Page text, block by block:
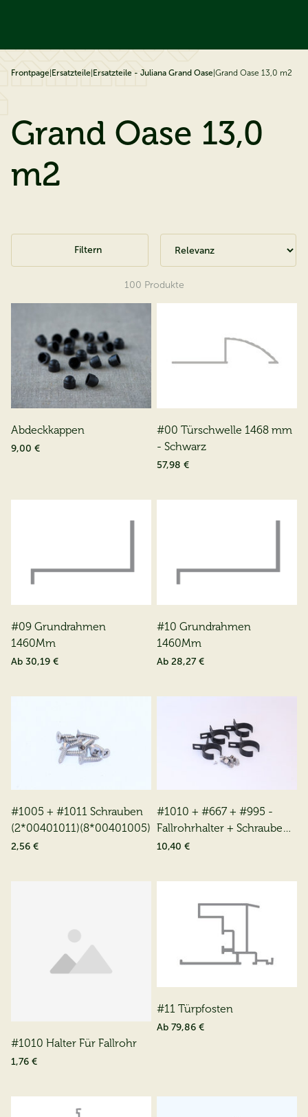
Frontpage Ersatzteile Ersatzteile - Juliana Grand Oase Grand Oase 13,0 m2
Grand Oase 13,0
m2
Filtern
100 Produkte
Abdeckkappen
9,00 €
#00 Türschwelle 1468 mm
- Schwarz
57,98 €
#09 Grundrahmen
1460Mm
Ab 30,19 €
#10 Grundrahmen
1460Mm
Ab 28,27 €
#1005 + #1011 Schrauben
(2*00401011)(8*00401005)
2,56 €
#1010 + #667 + #995 -
Fallrohrhalter + Schrauben
+ Bolzen
10,40 €
#1010 Halter Für Fallrohr
1,76 €
#11 Türpfosten
Ab 79,86 €